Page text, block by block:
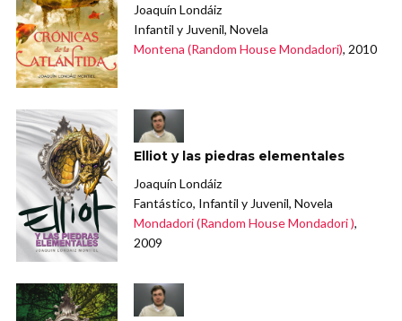
Joaquín Londáiz
Infantil y Juvenil, Novela
Montena (Random House Mondadori), 2010
Elliot y las piedras elementales
Joaquín Londáiz
Fantástico, Infantil y Juvenil, Novela
Mondadori (Random House Mondadori ),
2009